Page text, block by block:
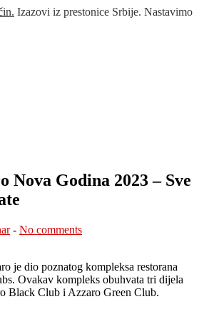
Izazovi iz prestonice Srbije. Nastavimo
Nova Godina 2023 – Sve
- No comments
je dio poznatog kompleksa restorana
Ovakav kompleks obuhvata tri dijela
Black Club i Azzaro Green Club.